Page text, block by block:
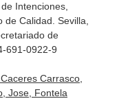
Intenciones,
Calidad. Sevilla,
de
691-0922-9
Carrasco,
Jose, Fontela